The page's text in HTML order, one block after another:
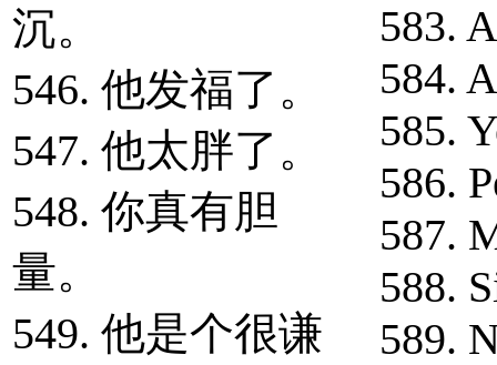
沉。
546. 他发福了。
547. 他太胖了。
548. 你真有胆
量。
549. 他是个很谦
583.
584.
585.
586.
587.
588.
589.